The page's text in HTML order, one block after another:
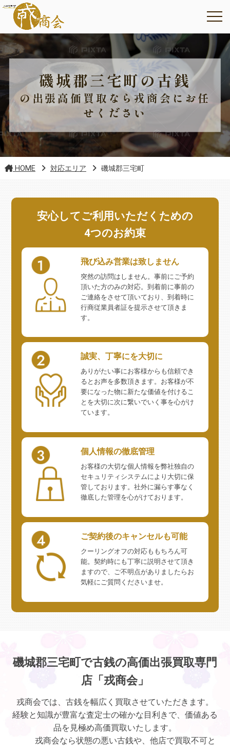
磯城郡三宅町の古銭
の出張高価買取なら戎商会にお任
せください
HOME 対応エリア 磯城郡三宅町
安心してご利用いただくための
4つのお約束
飛び込み営業は致しません
突然の訪問はしません。事前にご予約
頂いた方のみの対応。到着前に事前の
ご連絡をさせて頂いており、到着時に
行商従業員者証を提示させて頂きま
す。
誠実、丁寧にを大切に
ありがたい事にお客様からも信頼でき
るとお声を多数頂きます。お客様が不
要になった物に新たな価値を付けるこ
とを大切に次に繋いでいく事を心がけ
ています。
個人情報の徹底管理
お客様の大切な個人情報を弊社独自の
セキュリティシステムにより大切に保
管しております。社外に漏らす事なく
徹底した管理を心がけております。
ご契約後のキャンセルも可能
クーリングオフの対応ももちろん可
能。契約時にも丁寧に説明させて頂き
ますので、ご不明点がありましたらお
気軽にご質問くださいませ。
磯城郡三宅町で古銭の高価出張買取専門
店「戎商会」
戎商会では、古銭を幅広く買取させていただきます。
経験と知識が豊富な査定士の確かな目利きで、価値ある
品を見極め高価買取いたします。
戎商会なら状態の悪い古銭や、他店で買取不可と